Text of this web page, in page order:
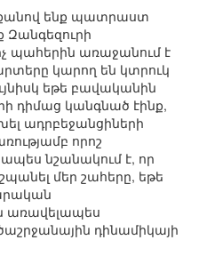
ենք պատրաստ
Զանգեզուրի
պահերին առաջանում է
կարող են կտրուկ
եթե բավականին
դիմաց կանգնած էինք,
ադրբեջանցիների
որոշ
նշանակում է, որ
մեր շահերը, եթե
առավելապես
դինամիկայի